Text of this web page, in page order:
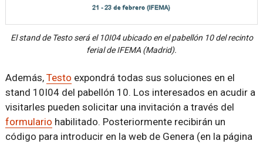
El stand de Testo será el 10I04 ubicado en el pabellón 10 del recinto
ferial de IFEMA (Madrid).
Además, Testo expondrá todas sus soluciones en el
stand 10I04 del pabellón 10. Los interesados en acudir a
visitarles pueden solicitar una invitación a través del
formulario habilitado. Posteriormente recibirán un
código para introducir en la web de Genera (en la página